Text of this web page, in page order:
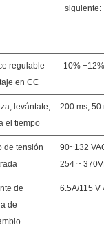
siguiente:
regulable
en CC
-10% +12%
levántate,
el tiempo
200 ms, 50
de tensión
90~132
254 ~
de
de
6.5A/115 V